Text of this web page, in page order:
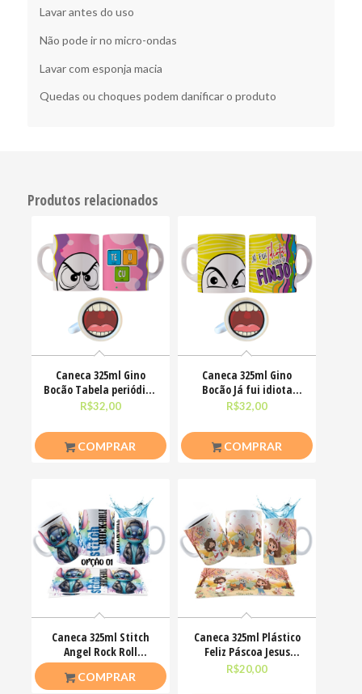
Lavar antes do uso
Não pode ir no micro-ondas
Lavar com esponja macia
Quedas ou choques podem danificar o produto
Produtos relacionados
Caneca 325ml Gino
Bocão Tabela periódica
Teu Cu Engraçadas
R$32,00
COMPRAR
Caneca 325ml Gino
Bocão Já fui idiota
agora só finjo Meme
R$32,00
COMPRAR
Caneca 325ml Stitch
Angel Rock Roll
Motoclub Motoqueiro
COMPRAR
Caneca 325ml Plástico
Feliz Páscoa Jesus
Cristo Coelhinhos
R$20,00